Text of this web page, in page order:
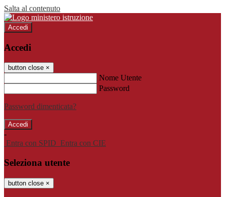
Salta al contenuto
Accedi
Accedi
button close ×
Nome Utente
Password
Password dimenticata?
-
Entra con SPID Entra con CIE
Seleziona utente
button close ×